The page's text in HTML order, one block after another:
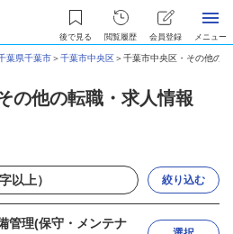
後で見る 閲覧履歴 会員登録 メニュー
葉県千葉市＞千葉市中央区＞千葉市中央区・その他の
の他の転職・求人情報
絞り込む
管理(保守・メンテナ